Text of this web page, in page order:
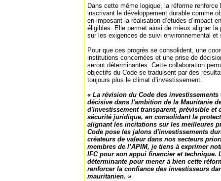
Dans cette même logique, la réforme renforce
inscrivant le développement durable comme
en imposant la réalisation d’études d’impact
éligibles. Elle permet ainsi de mieux aligner la
sur les exigences de suivi environnemental et
Pour que ces progrès se consolident, une
institutions concernées et une prise de
seront déterminantes. Cette collaboration
objectifs du Code se traduisent par des
toujours plus le climat d’investissement.
« La révision du Code des investissements
décisive dans l'ambition de la Mauritanie
d'investissement transparent, prévisible et
sécurité juridique, en consolidant la
alignant les incitations sur les meilleures
Code pose les jalons d'investissements
créateurs de valeur dans nos secteurs
membres de l’APIM, je tiens à exprimer
IFC pour son appui financier et technique.
déterminante pour mener à bien cette
renforcer la confiance des investisseurs
mauritanien. »